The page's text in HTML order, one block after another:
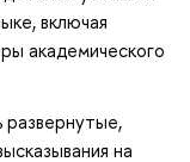
включая
академического
развернутые,
на